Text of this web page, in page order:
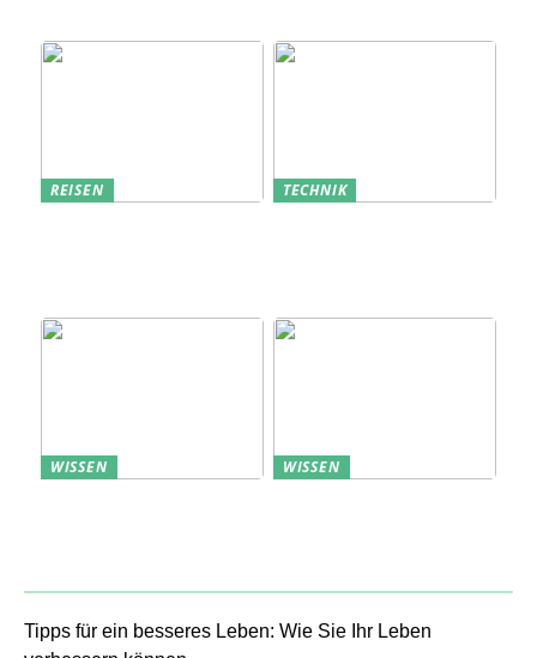
REISEN
TECHNIK
WISSEN
WISSEN
Tipps für ein besseres Leben: Wie Sie Ihr Leben